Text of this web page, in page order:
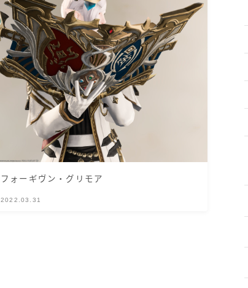
ゴーグル
目隠し
口隠し
フルフェイス
フォーギヴン・グリモア
2022.03.31